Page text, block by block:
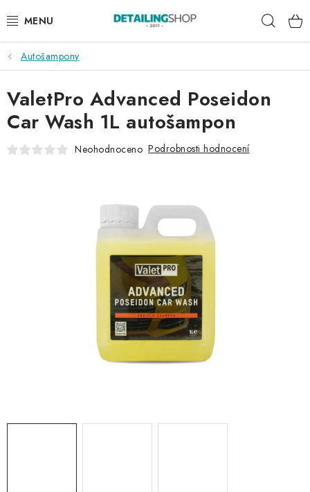
na
AKCE
NOVINKY
EXTERIÉR
DÁRKOVÉ SADY A POUKAZY
BYDLENÍ
Autošampony
ValetPro Advanced Poseidon
Car Wash 1L autošampon
Neohodnoceno Podrobnosti hodnocení